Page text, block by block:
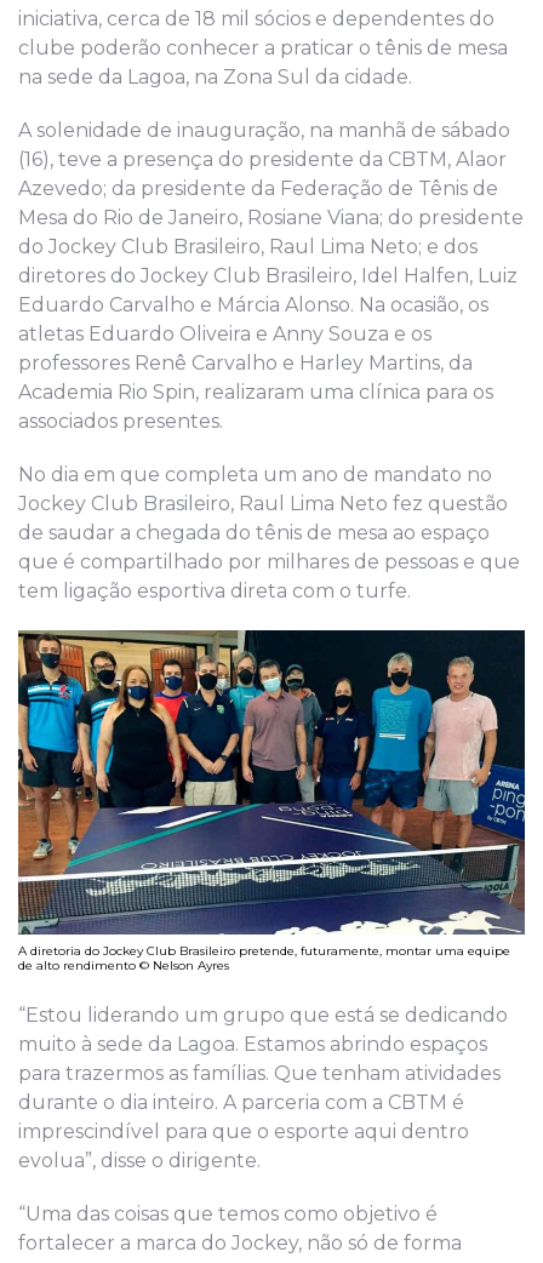
iniciativa, cerca de 18 mil sócios e dependentes do
clube poderão conhecer a praticar o tênis de mesa
na sede da Lagoa, na Zona Sul da cidade.
A solenidade de inauguração, na manhã de sábado
(16), teve a presença do presidente da CBTM, Alaor
Azevedo; da presidente da Federação de Tênis de
Mesa do Rio de Janeiro, Rosiane Viana; do presidente
do Jockey Club Brasileiro, Raul Lima Neto; e dos
diretores do Jockey Club Brasileiro, Idel Halfen, Luiz
Eduardo Carvalho e Márcia Alonso. Na ocasião, os
atletas Eduardo Oliveira e Anny Souza e os
professores Renê Carvalho e Harley Martins, da
Academia Rio Spin, realizaram uma clínica para os
associados presentes.
No dia em que completa um ano de mandato no
Jockey Club Brasileiro, Raul Lima Neto fez questão
de saudar a chegada do tênis de mesa ao espaço
que é compartilhado por milhares de pessoas e que
tem ligação esportiva direta com o turfe.
A diretoria do Jockey Club Brasileiro pretende, futuramente, montar uma equipe
de alto rendimento © Nelson Ayres
“Estou liderando um grupo que está se dedicando
muito à sede da Lagoa. Estamos abrindo espaços
para trazermos as famílias. Que tenham atividades
durante o dia inteiro. A parceria com a CBTM é
imprescindível para que o esporte aqui dentro
evolua”, disse o dirigente.
“Uma das coisas que temos como objetivo é
fortalecer a marca do Jockey, não só de forma